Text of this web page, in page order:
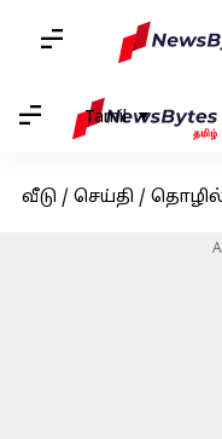
Tamil
வீடு / செய்தி /